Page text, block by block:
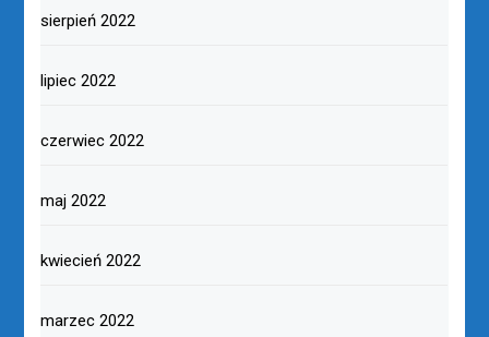
sierpień 2022
lipiec 2022
czerwiec 2022
maj 2022
kwiecień 2022
marzec 2022